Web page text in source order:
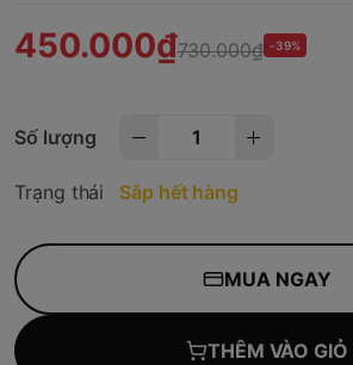
450.000₫730.000₫ -39%
Số lượng
Trạng thái Sắp hết hàng
MUA NGAY
THÊM VÀO GIỎ